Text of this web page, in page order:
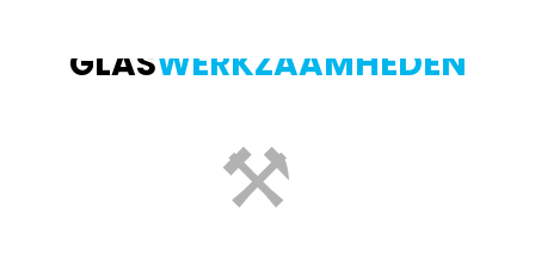
GLASWERKZAAMHEDEN